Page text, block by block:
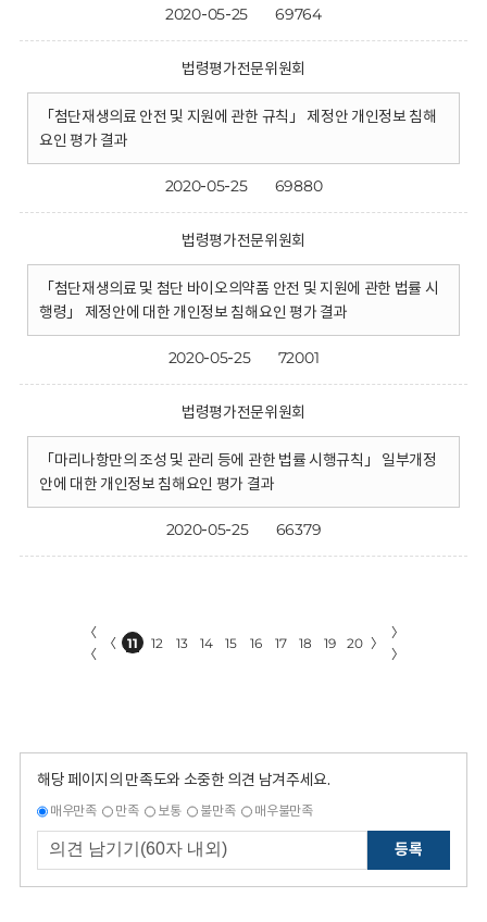
2020-05-25 69764
법령평가전문위원회
「첨단재생의료 안전 및 지원에 관한 규칙」 제정안 개인정보 침해
요인 평가 결과
2020-05-25 69880
법령평가전문위원회
「첨단재생의료 및 첨단 바이오의약품 안전 및 지원에 관한 법률 시
행령」 제정안에 대한 개인정보 침해요인 평가 결과
2020-05-25 72001
법령평가전문위원회
「마리나항만의 조성 및 관리 등에 관한 법률 시행규칙」 일부개정
안에 대한 개인정보 침해요인 평가 결과
2020-05-25 66379
〈
〈
〈 11 12 13 14 15 16 17 18 19 20 〉
〉
〉
해당 페이지의 만족도와 소중한 의견 남겨주세요.
매우만족 만족 보통 불만족 매우불만족
등록